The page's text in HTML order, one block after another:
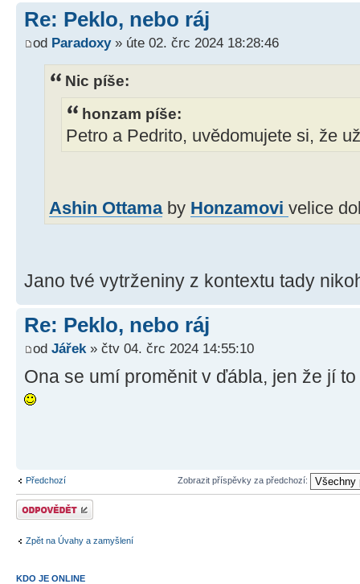
Re: Peklo, nebo ráj
od Paradoxy» úte 02. črc 2024 18:28:46
Nic píše:
honzam píše:
Petro a Pedrito, uvědomujete si, že
Ashin Ottamaby Honzamovi velice
Jano tvé vytrženiny z kontextu tady
Re: Peklo, nebo ráj
od Jářek» čtv 04. črc 2024 14:55:10
Ona se umí proměnit v ďábla, jen že jí
Předchozí Zobrazit příspěvky za předchozí:
Odeslat odpověď
Zpět na Úvahy a zamyšlení
KDO JE ONLINE